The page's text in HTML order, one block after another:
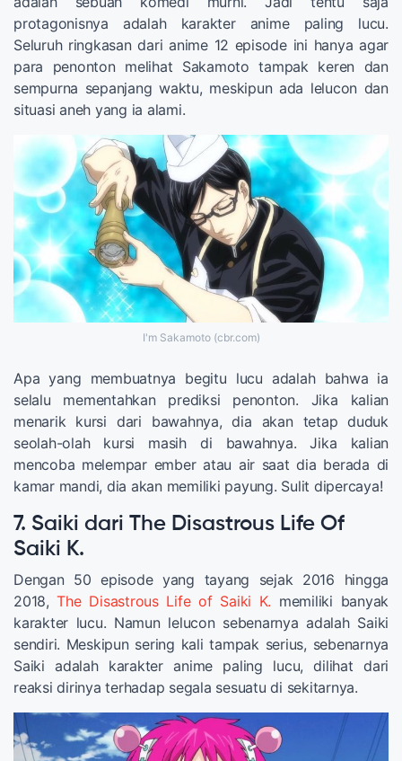
protagonisnya adalah karakter anime paling lucu.
Seluruh ringkasan dari anime 12 episode ini hanya agar
para penonton melihat Sakamoto tampak keren dan
sempurna sepanjang waktu, meskipun ada lelucon dan
situasi aneh yang ia alami.
I'm Sakamoto (cbr.com)
Apa yang membuatnya begitu lucu adalah bahwa ia
selalu mementahkan prediksi penonton. Jika kalian
menarik kursi dari bawahnya, dia akan tetap duduk
seolah-olah kursi masih di bawahnya. Jika kalian
mencoba melempar ember atau air saat dia berada di
kamar mandi, dia akan memiliki payung. Sulit dipercaya!
7. Saiki dari The Disastrous Life Of
Saiki K.
Dengan 50 episode yang tayang sejak 2016 hingga
2018,The Disastrous Life of Saiki K. memiliki banyak
karakter lucu. Namun lelucon sebenarnya adalah Saiki
sendiri. Meskipun sering kali tampak serius, sebenarnya
Saiki adalah karakter anime paling lucu, dilihat dari
reaksi dirinya terhadap segala sesuatu di sekitarnya.